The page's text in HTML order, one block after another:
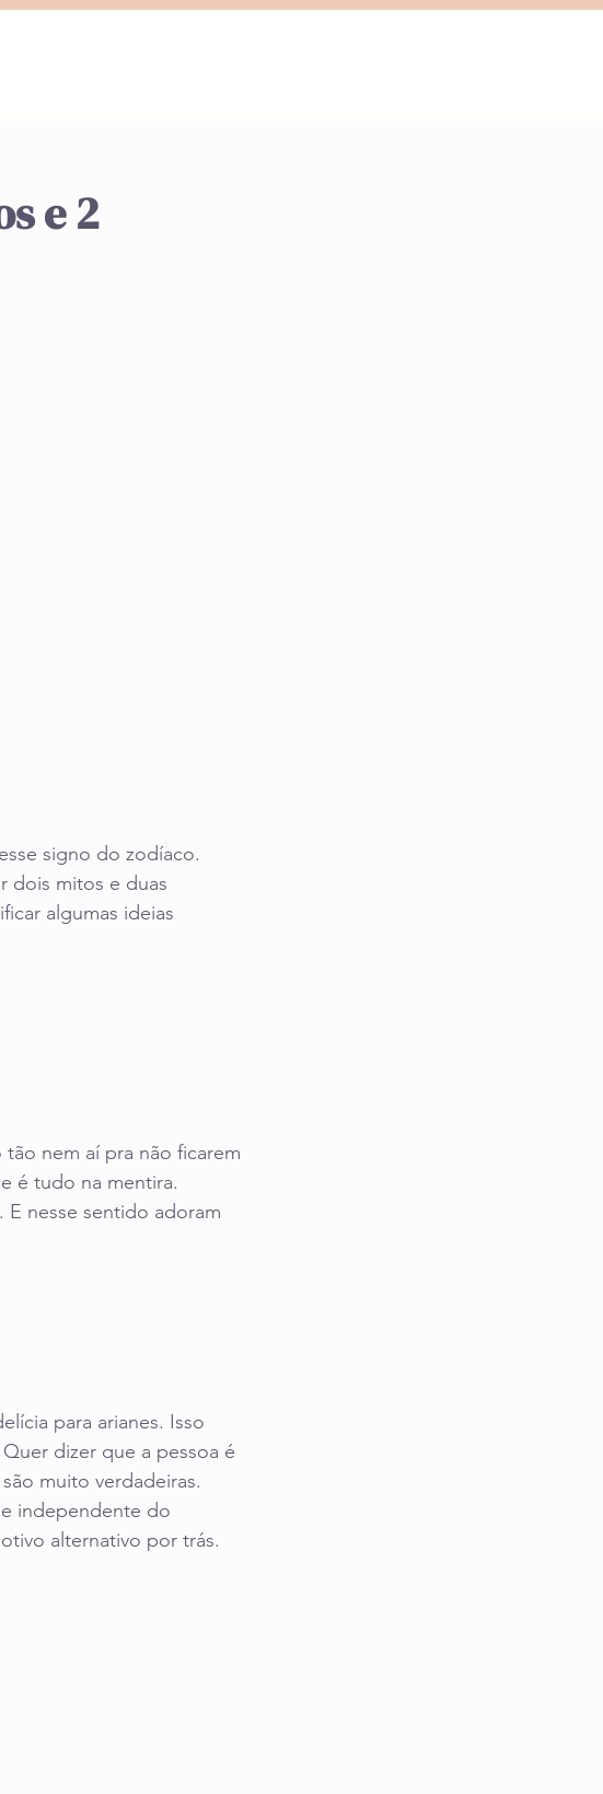
e 2
signo do zodíaco.
dois mitos e duas
algumas ideias
nem aí pra não ficarem
é tudo na mentira.
E nesse sentido adoram
para arianes. Isso
dizer que a pessoa é
muito verdadeiras.
independente do
alternativo por trás.